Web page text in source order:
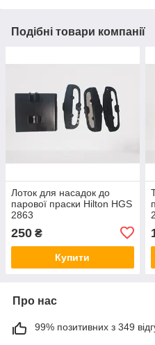
Подібні товари компанії
Лоток для насадок до
парової праски Hilton HGS
2863
250 ₴
Купити
Про нас
99% позитивних з 349